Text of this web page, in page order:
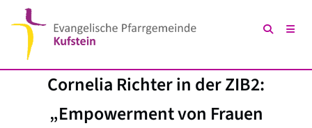
Cornelia Richter in der ZIB2:
„Empowerment von Frauen